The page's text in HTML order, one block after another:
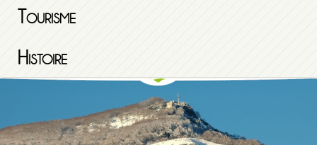
Tourisme
Histoire